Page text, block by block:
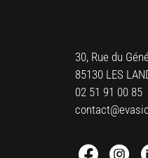
30, Rue du
85130 LES
02 51 91 00 85